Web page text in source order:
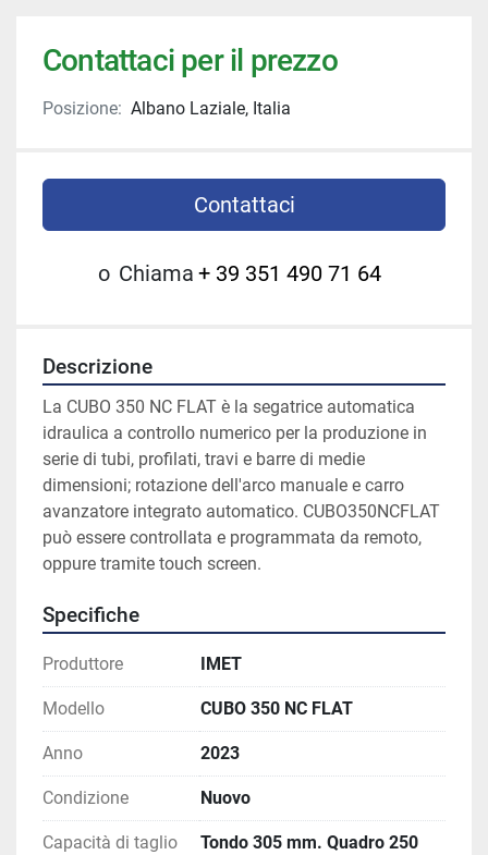
Contattaci per il prezzo
Posizione: Albano Laziale, Italia
Contattaci
o Chiama + 39 351 490 71 64
Descrizione
La CUBO 350 NC FLAT è la segatrice automatica
idraulica a controllo numerico per la produzione in
serie di tubi, profilati, travi e barre di medie
dimensioni; rotazione dell'arco manuale e carro
avanzatore integrato automatico. CUBO350NCFLAT
può essere controllata e programmata da remoto,
oppure tramite touch screen.
Specifiche
Produttore IMET
Modello CUBO 350 NC FLAT
Anno 2023
Condizione Nuovo
Capacità di taglio
Tondo 305 mm. Quadro 250